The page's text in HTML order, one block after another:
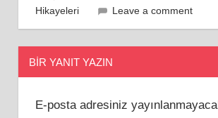
Hikayeleri
Leave a comment
BIR YANIT YAZIN
E-posta adresiniz